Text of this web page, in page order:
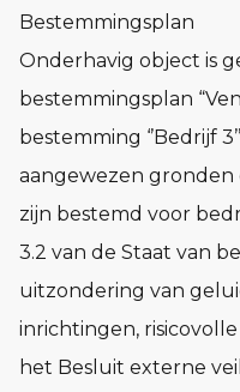
Bestemmingsplan
Onderhavig object is
bestemmingsplan
bestemming ‘’Bedrijf
aangewezen
zijn bestemd voor
3.2 van de Staat van
uitzondering van
inrichtingen,
het Besluit externe